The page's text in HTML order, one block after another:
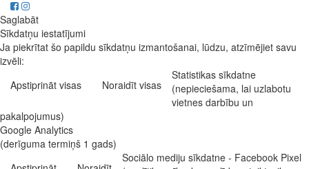
Saglabāt
Sīkdatņu iestatījumi
Ja piekrītat šo papildu sīkdatņu izmantošanai, lūdzu, atzīmējiet savu
izvēli:
Apstiprināt visas
Noraidīt visas
Statistikas sīkdatne
(nepieciešama, lai uzlabotu
vietnes darbību un
pakalpojumus)
Google Analytics
(derīguma termiņš 1 gads)
Sociālo mediju sīkdatne - Facebook Pixel